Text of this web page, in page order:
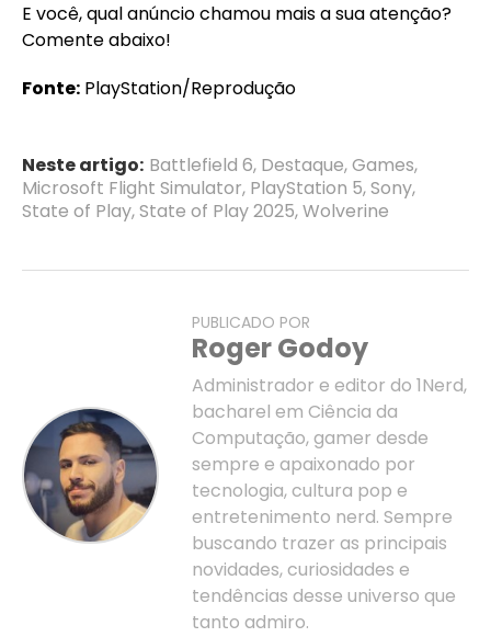
E você, qual anúncio chamou mais a sua atenção?
Comente abaixo!
Fonte: PlayStation/Reprodução
Neste artigo: Battlefield 6, Destaque,Games,
Microsoft Flight Simulator, PlayStation 5,Sony,
State of Play,State of Play 2025,Wolverine
PUBLICADO POR
Roger Godoy
Administrador e editor do 1Nerd,
bacharel em Ciência da
Computação, gamer desde
sempre e apaixonado por
tecnologia, cultura pop e
entretenimento nerd. Sempre
buscando trazer as principais
novidades, curiosidades e
tendências desse universo que
tanto admiro.